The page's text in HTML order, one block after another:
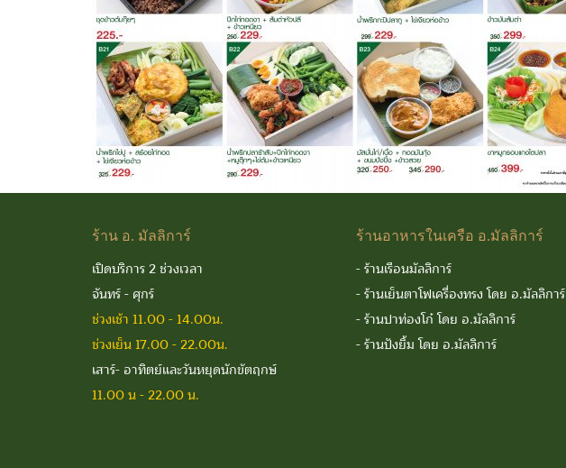
ร้าน อ. มัลลิการ์
เปิดบริการ 2 ช่วงเวลา
จันทร์ - ศุกร์
ช่วงเช้า 11.00 - 14.00น.
ช่วงเย็น 17.00 - 22.00น.
เสาร์- อาทิตย์และวันหยุดนักขัตฤกษ์
11.00 น - 22.00 น.
ร้านอาหารในเครือ อ.มัลลิการ์
-ร้านเรือนมัลลิการ์
-ร้านเย็นตาโฟเครื่องทรง โดย อ.มัลลิการ์
-ร้านปาท่องโก๋ โดย อ.มัลลิการ์
-ร้านปังยิ้ม โดย อ.มัลลิการ์